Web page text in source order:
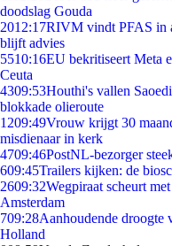
doodslag Gouda
2012:17RIVM vindt PFAS in
blijft advies
5510:16EU bekritiseert Meta
Ceuta
4309:53Houthi's vallen
blokkade olieroute
1209:49Vrouw krijgt 30
misdienaar in kerk
4709:46PostNL-bezorger
609:45Trailers kijken: de
2609:32Wegpiraat scheurt
Amsterdam
709:28Aanhoudende droogte
Holland